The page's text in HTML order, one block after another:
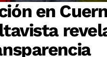
en